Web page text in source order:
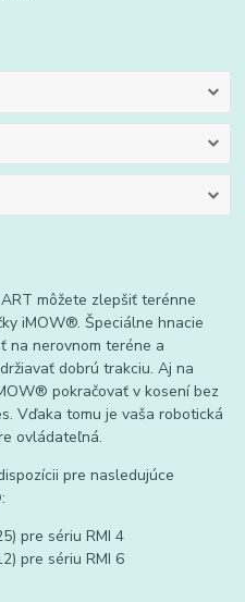
môžete zlepšiť terénne
iMOW®. Špeciálne hnacie
na nerovnom teréne a
dobrú trakciu. Aj na
pokračovať v kosení bez
Vďaka tomu je vaša robotická
ovládateľná.
pre nasledujúce
pre sériu RMI 4
pre sériu RMI 6